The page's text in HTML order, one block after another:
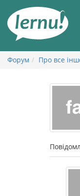
змісту
Форум Про все